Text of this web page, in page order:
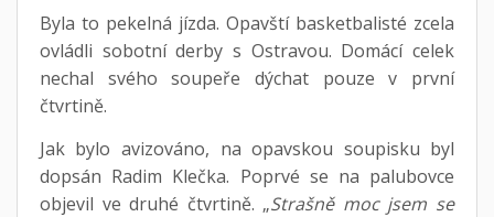
Byla to pekelná jízda. Opavští basketbalisté zcela
ovládli sobotní derby s Ostravou. Domácí celek
nechal svého soupeře dýchat pouze v první
čtvrtině.
Jak bylo avizováno, na opavskou soupisku byl
dopsán Radim Klečka. Poprvé se na palubovce
objevil ve druhé čtvrtině. „Strašně moc jsem se